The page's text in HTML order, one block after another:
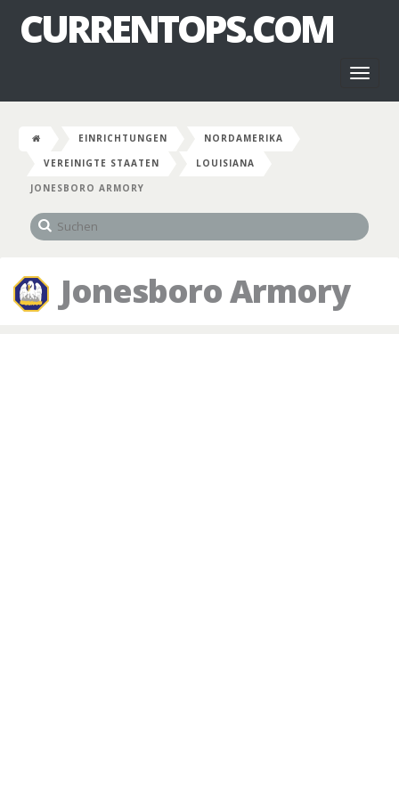
CURRENTOPS.COM
EINRICHTUNGEN
NORDAMERIKA
VEREINIGTE STAATEN
LOUISIANA
JONESBORO ARMORY
Jonesboro Armory